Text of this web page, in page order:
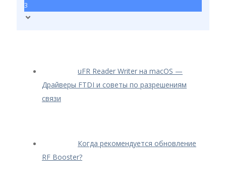
3
uFR Reader Writer на macOS —
Драйверы FTDI и советы по разрешениям
связи
Когда рекомендуется обновление
RF Booster?